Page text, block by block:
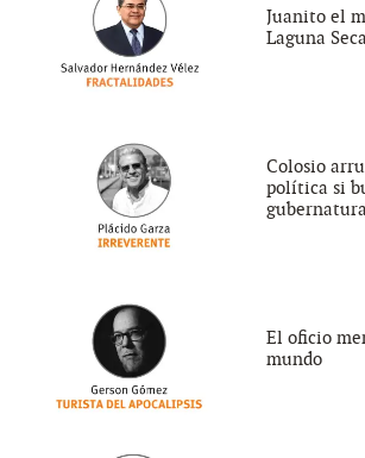
Juanito el
Laguna Seca
Colosio
política si
El oficio
mundo